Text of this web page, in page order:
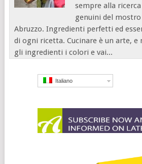
sempre alla
genuini del
Abruzzo. Ingredienti perfetti ed
di ogni ricetta. Cucinare è un arte,
gli ingredienti i colori e vai...
Italiano